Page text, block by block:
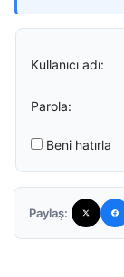
Kullanıcı adı:
Parola:
Beni hatırla
Paylaş: